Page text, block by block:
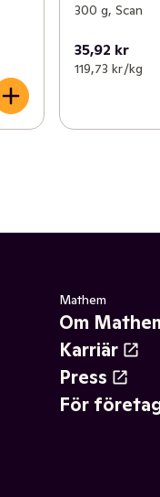
300 g, Scan
35,92 kr
119,73 kr /kg
Mathem
Om
Karriär
Press
För